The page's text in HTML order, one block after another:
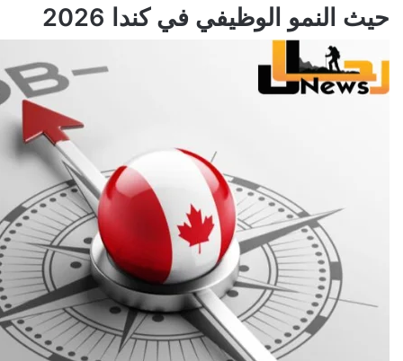
حيث النمو الوظيفي في كندا 2026